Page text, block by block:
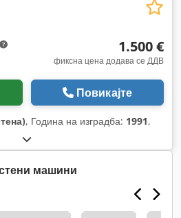
1.500 €
фиксна цена додава се ДДВ
Повикајте
, Година на изградба: 1991,
машини